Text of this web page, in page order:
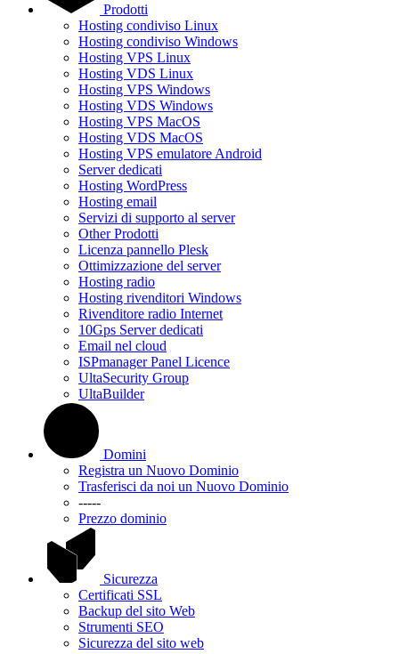
Prodotti
Hosting condiviso Linux
Hosting condiviso Windows
Hosting VPS Linux
Hosting VDS Linux
Hosting VPS Windows
Hosting VDS Windows
Hosting VPS MacOS
Hosting VDS MacOS
Hosting VPS emulatore Android
Server dedicati
Hosting WordPress
Hosting email
Servizi di supporto al server
Other Prodotti
Licenza pannello Plesk
Ottimizzazione del server
Hosting radio
Hosting rivenditori Windows
Rivenditore radio Internet
10Gps Server dedicati
Email nel cloud
ISPmanager Panel Licence
UltaSecurity Group
UltaBuilder
Domini
Registra un Nuovo Dominio
Trasferisci da noi un Nuovo Dominio
-----
Prezzo dominio
Sicurezza
Certificati SSL
Backup del sito Web
Strumenti SEO
Sicurezza del sito web